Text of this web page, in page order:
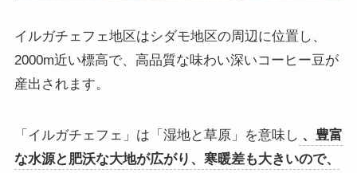
イルガチェフェ地区はシダモ地区の周辺に位置し、
2000m近い標高で、高品質な味わい深いコーヒー豆が
産出されます。
「イルガチェフェ」は「湿地と草原」を意味し 、豊富
な水源と肥沃な大地が広がり、寒暖差も大きいので、